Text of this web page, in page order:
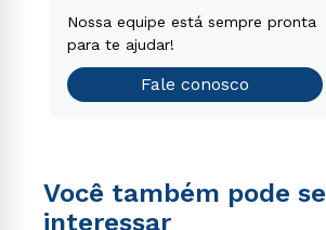
Encontre o curso de graduação
que é o ideal para você.
Teste vocacional
Nossa equipe está sempre pronta
para te ajudar!
Fale conosco
Você também pode se
interessar